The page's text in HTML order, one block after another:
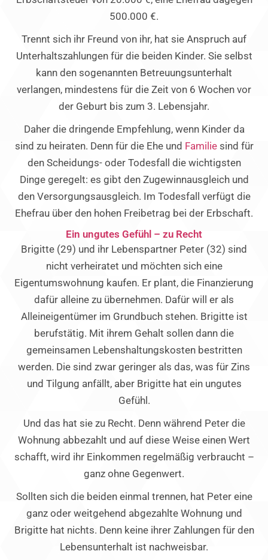
500.000 €.
Trennt sich ihr Freund von ihr, hat sie Anspruch auf
Unterhaltszahlungen für die beiden Kinder. Sie selbst
kann den sogenannten Betreuungsunterhalt
verlangen, mindestens für die Zeit von 6 Wochen vor
der Geburt bis zum 3. Lebensjahr.
Daher die dringende Empfehlung, wenn Kinder da
sind zu heiraten. Denn für die Ehe und Familiesind für
den Scheidungs- oder Todesfall die wichtigsten
Dinge geregelt: es gibt den Zugewinnausgleich und
den Versorgungsausgleich. Im Todesfall verfügt die
Ehefrau über den hohen Freibetrag bei der Erbschaft.
Ein ungutes Gefühl – zu Recht
Brigitte (29) und ihr Lebenspartner Peter (32) sind
nicht verheiratet und möchten sich eine
Eigentumswohnung kaufen. Er plant, die Finanzierung
dafür alleine zu übernehmen. Dafür will er als
Alleineigentümer im Grundbuch stehen. Brigitte ist
berufstätig. Mit ihrem Gehalt sollen dann die
gemeinsamen Lebenshaltungskosten bestritten
werden. Die sind zwar geringer als das, was für Zins
und Tilgung anfällt, aber Brigitte hat ein ungutes
Gefühl.
Und das hat sie zu Recht. Denn während Peter die
Wohnung abbezahlt und auf diese Weise einen Wert
schafft, wird ihr Einkommen regelmäßig verbraucht –
ganz ohne Gegenwert.
Sollten sich die beiden einmal trennen, hat Peter eine
ganz oder weitgehend abgezahlte Wohnung und
Brigitte hat nichts. Denn keine ihrer Zahlungen für den
Lebensunterhalt ist nachweisbar.